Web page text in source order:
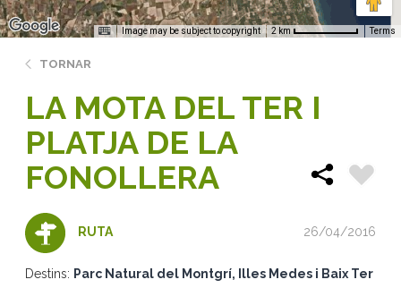
Image may be subject to copyright 2 km Terms
TORNAR
LA MOTA DEL TER I
PLATJA DE LA
FONOLLERA
RUTA 26/04/2016
Destins: Parc Natural del Montgrí, Illes Medes i Baix Ter